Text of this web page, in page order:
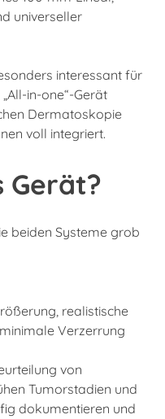
universeller
interessant für
in-one“-Gerät
Dermatoskopie
voll integriert.
Gerät?
beiden Systeme grob
realistische
Verzerrung
von
Tumorstadien und
dokumentieren und